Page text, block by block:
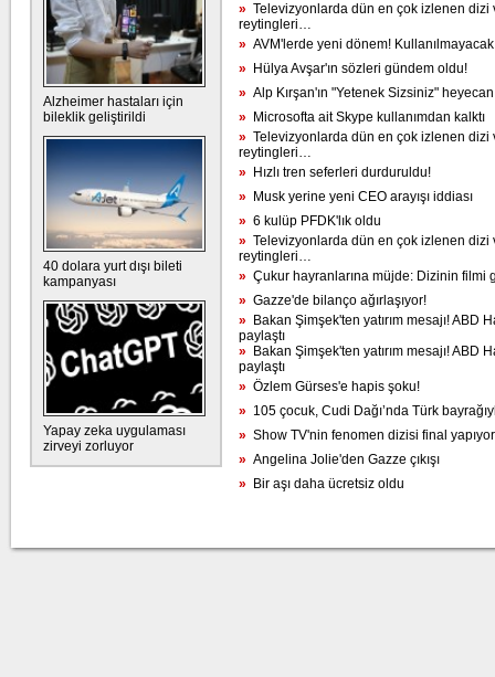
Alzheimer hastaları için
bileklik geliştirildi
40 dolara yurt dışı bileti
kampanyası
Yapay zeka uygulaması
zirveyi zorluyor
» Televizyonlarda dün en çok izlenen dizi
reytingleri…
» AVM'lerde yeni dönem! Kullanılmayacak
» Hülya Avşar'ın sözleri gündem oldu!
» Alp Kırşan'ın "Yetenek Sizsiniz"
» Microsofta ait Skype kullanımdan kalktı
» Televizyonlarda dün en çok izlenen dizi
reytingleri…
» Hızlı tren seferleri durduruldu!
» Musk yerine yeni CEO arayışı iddiası
» 6 kulüp PFDK'lık oldu
» Televizyonlarda dün en çok izlenen dizi
reytingleri…
» Çukur hayranlarına müjde: Dizinin filmi
» Gazze'de bilanço ağırlaşıyor!
» Bakan Şimşek'ten yatırım mesajı! ABD
paylaştı
» Bakan Şimşek'ten yatırım mesajı! ABD
paylaştı
» Özlem Gürses'e hapis şoku!
» 105 çocuk, Cudi Dağı’nda Türk
» Show TV'nin fenomen dizisi final yapıyor
» Angelina Jolie'den Gazze çıkışı
» Bir aşı daha ücretsiz oldu